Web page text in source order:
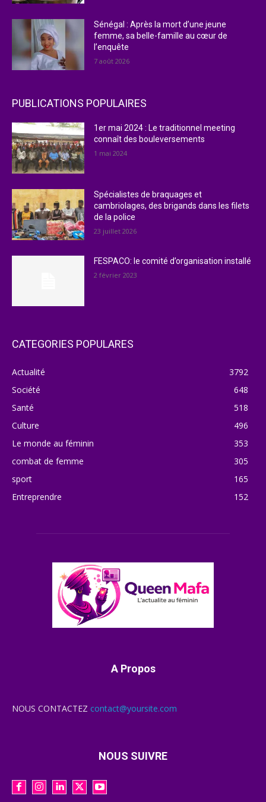
Sénégal : Après la mort d’une jeune
femme, sa belle-famille au cœur de
l’enquête
7 août 2026
PUBLICATIONS POPULAIRES
1er mai 2024 : Le traditionnel meeting
connaît des bouleversements
1 mai 2024
Spécialistes de braquages et
cambriolages, des brigands dans les filets
de la police
23 juillet 2026
FESPACO: le comité d’organisation installé
2 février 2023
CATEGORIES POPULARES
Actualité
3792
Société
648
Santé
518
Culture
496
Le monde au féminin
353
combat de femme
305
sport
165
Entreprendre
152
A Propos
NOUS CONTACTEZ contact@yoursite.com
NOUS SUIVRE